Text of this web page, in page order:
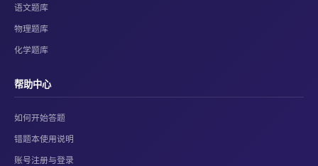
语文题库
物理题库
化学题库
帮助中心
如何开始答题
错题本使用说明
账号注册与登录